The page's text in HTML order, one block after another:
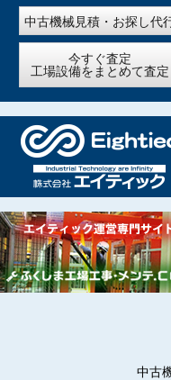
中古機械見積・お探し代
今すぐ査定
工場設備をまとめて査定
中古